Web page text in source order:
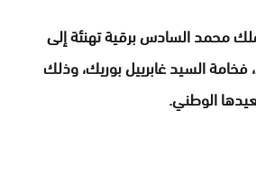
محمد السادس برقية تهنئة إلى
السيد غابرييل بوريك، وذلك
الوطني.